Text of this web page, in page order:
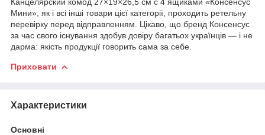
Мини», як і всі інші товари цієї категорії, проходить ретельну
перевірку перед відправленням. Цікаво, що бренд Консенсус
за час свого існування здобув довіру багатьох українців — і не
дарма: якість продукції говорить сама за себе.
Приховати
Характеристики
Основні